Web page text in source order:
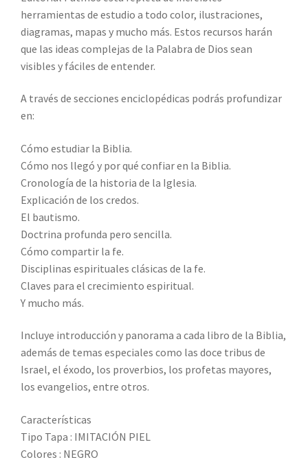
herramientas de estudio a todo color, ilustraciones,
diagramas, mapas y mucho más. Estos recursos harán
que las ideas complejas de la Palabra de Dios sean
visibles y fáciles de entender.
A través de secciones enciclopédicas podrás profundizar
en:
Cómo estudiar la Biblia.
Cómo nos llegó y por qué confiar en la Biblia.
Cronología de la historia de la Iglesia.
Explicación de los credos.
El bautismo.
Doctrina profunda pero sencilla.
Cómo compartir la fe.
Disciplinas espirituales clásicas de la fe.
Claves para el crecimiento espiritual.
Y mucho más.
Incluye introducción y panorama a cada libro de la Biblia,
además de temas especiales como las doce tribus de
Israel, el éxodo, los proverbios, los profetas mayores,
los evangelios, entre otros.
Características
Tipo Tapa : IMITACIÓN PIEL
Colores : NEGRO